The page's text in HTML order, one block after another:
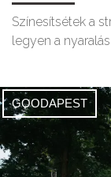
Színesítsétek a
legyen a
GOODAPEST